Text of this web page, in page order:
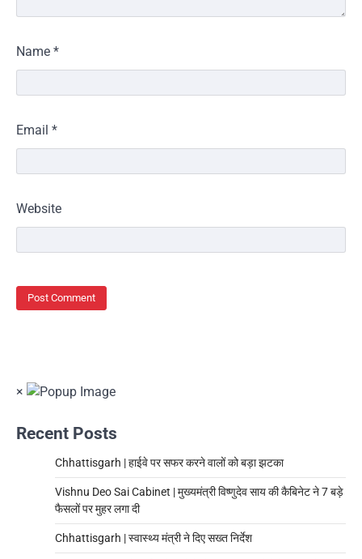
Name *
Email *
Website
×
Recent Posts
Chhattisgarh | हाईवे पर सफर करने वालों को बड़ा झटका
Vishnu Deo Sai Cabinet | मुख्यमंत्री विष्णुदेव साय की कैबिनेट ने 7 बड़े
फैसलों पर मुहर लगा दी
Chhattisgarh | स्वास्थ्य मंत्री ने दिए सख्त निर्देश